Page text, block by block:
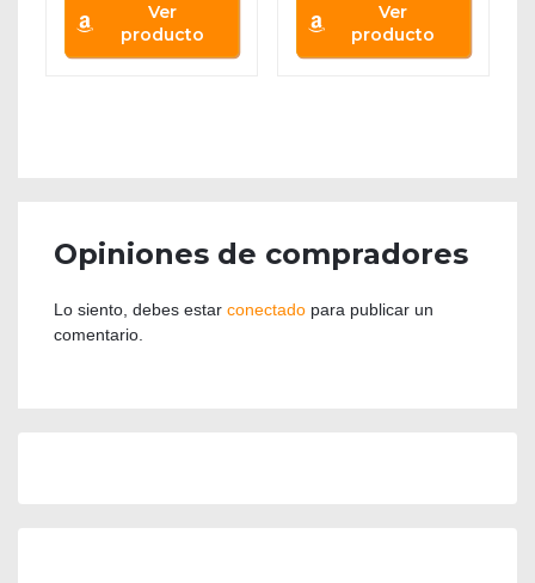
Ver
producto
Ver
producto
Opiniones de compradores
Lo siento, debes estar conectado para publicar un
comentario.